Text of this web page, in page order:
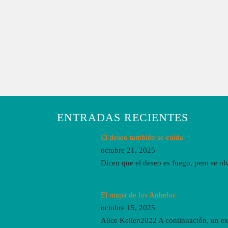
ENTRADAS RECIENTES
El deseo también se cuida
octubre 21, 2025
Dicen que el deseo es fuego, pero se
El mapa de los Anhelos
octubre 15, 2025
Alice Kellen2022 A continuación, un